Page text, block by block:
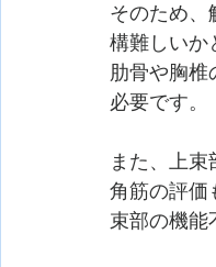
そのため、
構難しいか
肋骨や胸椎
必要です。
また、上
角筋の評価
束部の機能